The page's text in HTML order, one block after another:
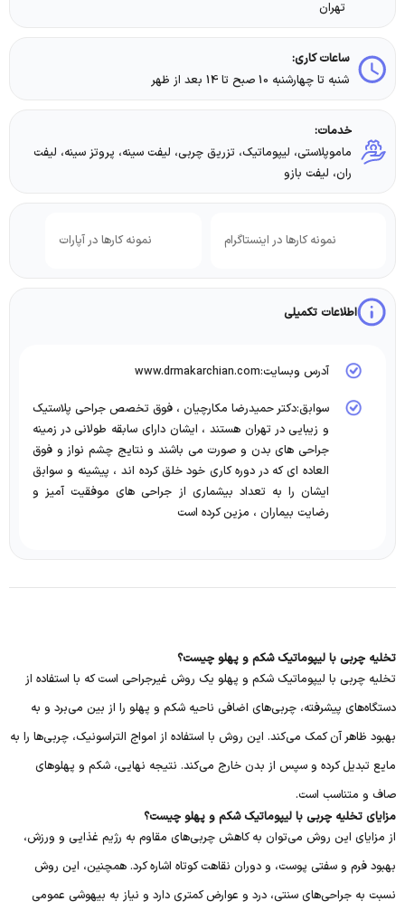
تهران
ساعات کاری:
شنبه تا چهارشنبه 10 صبح تا 14 بعد از ظهر
خدمات:
ماموپلاستی، لیپوماتیک، تزریق چربی، لیفت سینه، پروتز سینه، لیفت
ران، لیفت بازو
نمونه کارها در اینستاگرام نمونه کارها در آپارات
اطلاعات تکمیلی
آدرس وبسایت:www.drmakarchian.com
سوابق:دکتر حمیدرضا مکارچیان ، فوق تخصص جراحی پلاستیک
و زیبایی در تهران هستند ، ایشان دارای سابقه طولانی در زمینه
جراحی های بدن و صورت می باشند و نتایج چشم نواز و فوق
العاده ای که در دوره کاری خود خلق کرده اند ، پیشینه و سوابق
ایشان را به تعداد بیشماری از جراحی های موفقیت آمیز و
رضایت بیماران ، مزین کرده است
تخلیه چربی با لیپوماتیک شکم و پهلو چیست؟
تخلیه چربی با لیپوماتیک شکم و پهلو یک روش غیرجراحی است که با استفاده از
دستگاه‌های پیشرفته، چربی‌های اضافی ناحیه شکم و پهلو را از بین می‌برد و به
بهبود ظاهر آن کمک می‌کند. این روش با استفاده از امواج التراسونیک، چربی‌ها را به
مایع تبدیل کرده و سپس از بدن خارج می‌کند. نتیجه نهایی، شکم و پهلوهای
صاف و متناسب است.
مزایای تخلیه چربی با لیپوماتیک شکم و پهلو چیست؟
از مزایای این روش می‌توان به کاهش چربی‌های مقاوم به رژیم غذایی و ورزش،
بهبود فرم و سفتی پوست، و دوران نقاهت کوتاه اشاره کرد. همچنین، این روش
نسبت به جراحی‌های سنتی، درد و عوارض کمتری دارد و نیاز به بیهوشی عمومی